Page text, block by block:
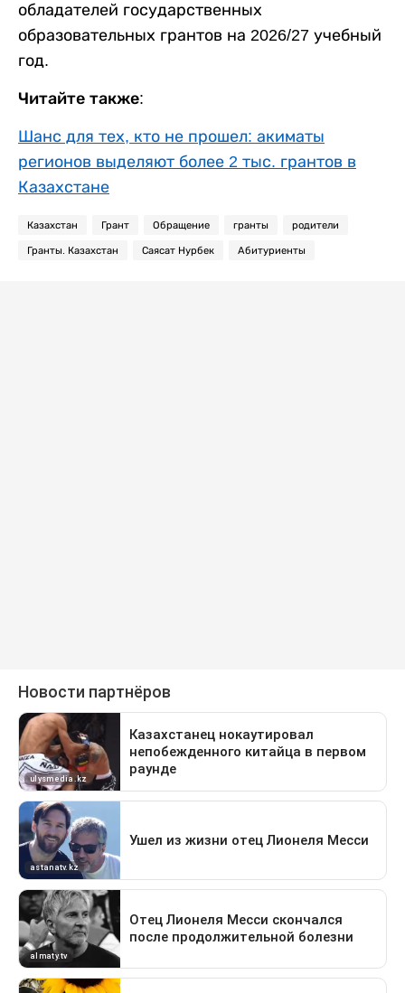
обладателей государственных
образовательных грантов на 2026/27 учебный
год.
Читайте также:
Шанс для тех, кто не прошел: акиматы
регионов выделяют более 2 тыс. грантов в
Казахстане
Казахстан Грант Обращение гранты родители
Гранты. Казахстан Саясат Нурбек Абитуриенты